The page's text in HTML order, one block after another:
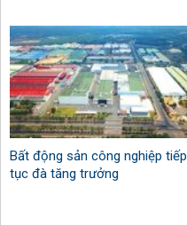
Bất động sản công nghiệp tiếp
tục đà tăng trưởng